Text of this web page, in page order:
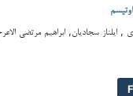
, ایلناز سجادیان, ابراهیم مرتضی